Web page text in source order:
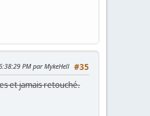
#35
PM par MykeHell
et jamais retouché.